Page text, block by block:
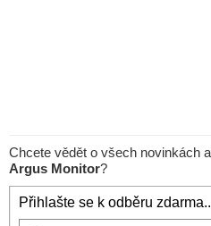
Chcete vědět o všech novinkách
Argus Monitor?
Přihlašte se k odběru